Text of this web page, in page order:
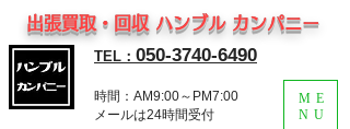
TEL： 050-3740-6490
出張買取・回収 ハンブル カンパニー
ME
NU
時間：AM9:00～PM7:00
​メールは24時間受付